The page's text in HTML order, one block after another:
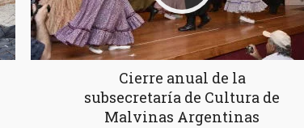
Cierre anual de la
subsecretaría de Cultura de
Malvinas Argentinas